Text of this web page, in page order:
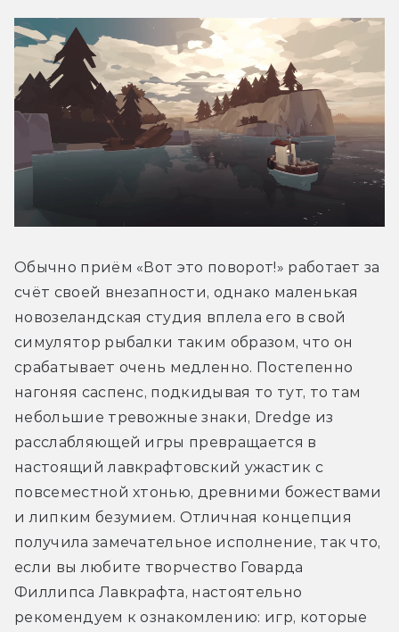
Обычно приём «Вот это поворот!» работает за
счёт своей внезапности, однако маленькая
новозеландская студия вплела его в свой
симулятор рыбалки таким образом, что он
срабатывает очень медленно. Постепенно
нагоняя саспенс, подкидывая то тут, то там
небольшие тревожные знаки, Dredge из
расслабляющей игры превращается в
настоящий лавкрафтовский ужастик с
повсеместной хтонью, древними божествами
и липким безумием. Отличная концепция
получила замечательное исполнение, так что,
если вы любите творчество Говарда
Филлипса Лавкрафта, настоятельно
рекомендуем к ознакомлению: игр, которые